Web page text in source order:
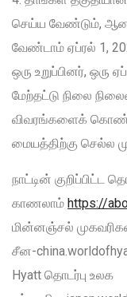
செய்ய வேண்டும்,
வேண்டாம் ஏப்ரல் 1,
ஒரு உறுப்பினர், ஒரு
மேற்தட்டு நிலை
விவரங்களைக்
மையத்திற்கு செல்ல
நாட்டின்
காணலாம் https://
மின்னஞ்சல்
சீன-
Hyatt தொடர்பு உலக